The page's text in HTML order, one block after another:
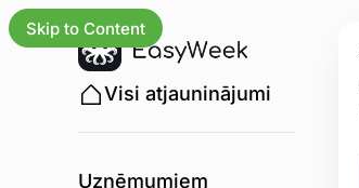
Skip to Content
Visi atjauninājumi
Uzņēmumiem